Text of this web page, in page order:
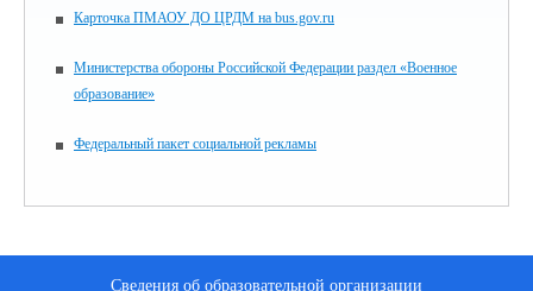
Карточка ПМАОУ ДО ЦРДМ на bus.gov.ru
Министерства обороны Российской Федерации раздел «Военное
образование»
Федеральный пакет социальной рекламы
Сведения об образовательной организации